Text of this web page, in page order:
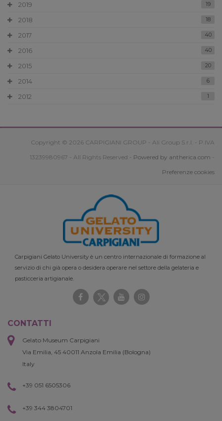
2019 19
2018 18
2017 40
2016 40
2015 20
2014 6
2012 1
Copyright © 2026 CARPIGIANI GROUP - Ali Group S.r.l. - P.IVA
13239980967 - All Rights Reserved - Powered by antherica.com -
Preferenze cookies
Carpigiani Gelato University è un centro internazionale di formazione al
servizio di chi già opera o desidera operare nel settore della gelateria e
pasticceria artigianale.
CONTATTI
Gelato Museum Carpigiani
Via Emilia, 45 40011 Anzola Emilia (Bologna)
Italy
+39 051 6505306
+39 344 3804701